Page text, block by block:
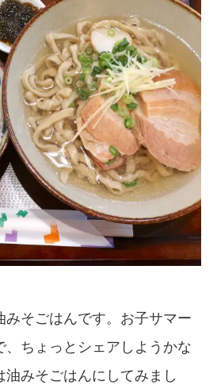
みそごはんです。お子サマー
、ちょっとシェアしようかな
油みそごはんにしてみまし